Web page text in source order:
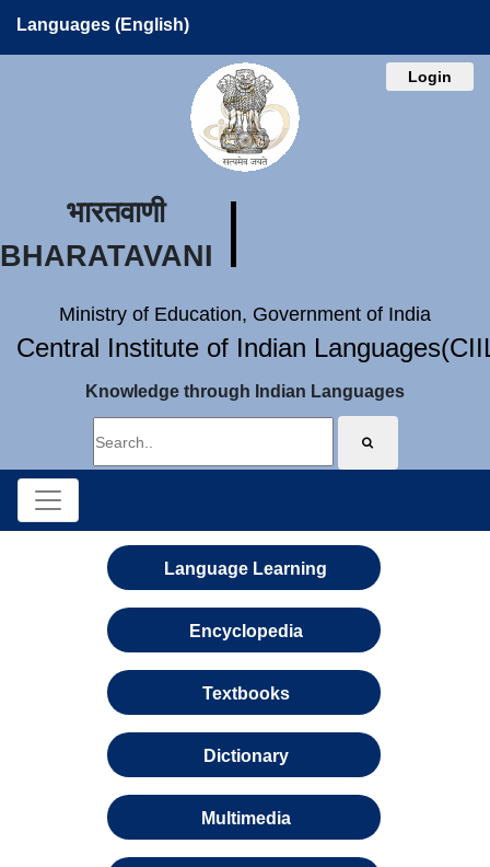
Languages (English)
Login
भारतवाणी
BHARATAVANI
Ministry of Education, Government of India
Central Institute of Indian
Knowledge through Indian Languages
Language Learning
Encyclopedia
Textbooks
Dictionary
Multimedia